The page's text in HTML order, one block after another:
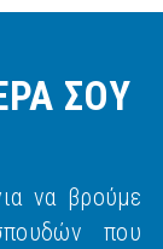
ΣΟΥ
να βρούμε
που